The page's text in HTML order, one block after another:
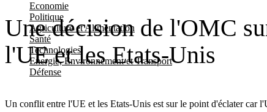
Economie
Politique
Agriculture et Alimentation
Santé
Technologies
Energie, Environnement et Transport
Défense
Une décision de l'OMC
l'UE et les Etats-Unis
Un conflit entre l'UE et les Etats-Unis est sur le point d'éclater car